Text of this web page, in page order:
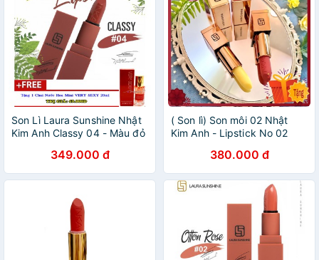
Son Lì Laura Sunshine Nhật
Kim Anh Classy 04 - Màu đỏ
349.000 đ
( Son lì) Son môi 02 Nhật
Kim Anh - Lipstick No 02
380.000 đ